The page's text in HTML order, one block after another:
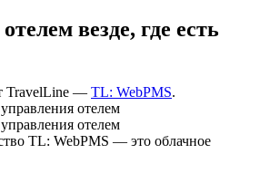
везде, где есть
TravelLine — TL: WebPMS.
TL: WebPMS — это облачное